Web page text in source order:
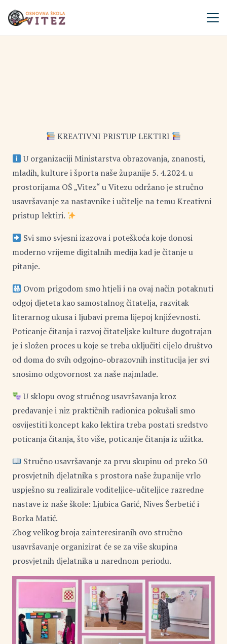
KREATIVNI PRISTUP LEKTIRI
U organizaciji Ministarstva obrazovanja, znanosti,
mladih, kulture i športa naše županije 5. 4.2024. u
prostorijama OŠ „Vitez“ u Vitezu održano je stručno
usavršavanje za nastavnike i učitelje na temu Kreativni
pristup lektiri.
Svi smo svjesni izazova i poteškoća koje donosi
moderno vrijeme digitalnih medija kad je čitanje u
pitanje.
Ovom prigodom smo htjeli i na ovaj način potaknuti
odgoj djeteta kao samostalnog čitatelja, razvitak
literarnog ukusa i ljubavi prema lijepoj književnosti.
Poticanje čitanja i razvoj čitateljske kulture dugotrajan
je i složen proces u koje se treba uključiti cijelo društvo
od doma do svih odgojno-obrazovnih institucija jer svi
snosimo odgovornost za naše najmlađe.
U sklopu ovog stručnog usavršavanja kroz
predavanje i niz praktičnih radionica pokušali smo
osvijestiti koncept kako lektira treba postati sredstvo
poticanja čitanja, što više, poticanje čitanja iz užitka.
Stručno usavršavanje za prvu skupinu od preko 50
prosvjetnih djelatnika s prostora naše županije vrlo
uspješno su realizirale voditeljice-učiteljice razredne
nastave iz naše škole: Ljubica Garić, Nives Šerbetić i
Borka Matić.
Zbog velikog broja zainteresiranih ovo stručno
usavršavanje organizirat će se za više skupina
prosvjetnih djelatnika u narednom periodu.